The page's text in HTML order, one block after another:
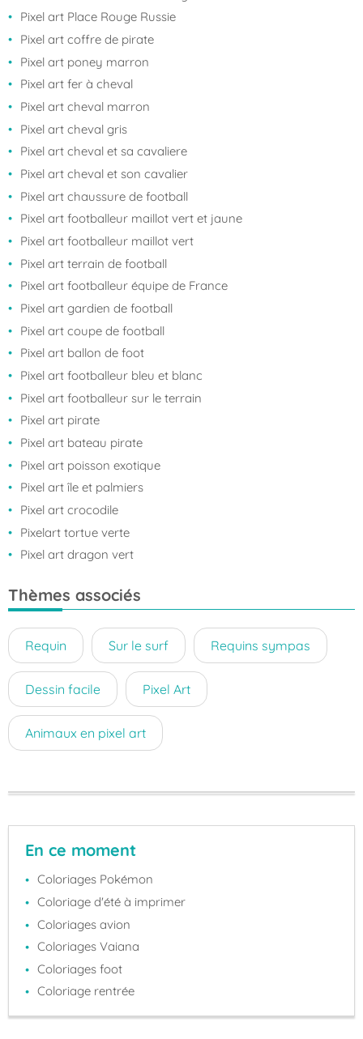
Pixel art Place Rouge Russie
Pixel art coffre de pirate
Pixel art poney marron
Pixel art fer à cheval
Pixel art cheval marron
Pixel art cheval gris
Pixel art cheval et sa cavaliere
Pixel art cheval et son cavalier
Pixel art chaussure de football
Pixel art footballeur maillot vert et jaune
Pixel art footballeur maillot vert
Pixel art terrain de football
Pixel art footballeur équipe de France
Pixel art gardien de football
Pixel art coupe de football
Pixel art ballon de foot
Pixel art footballeur bleu et blanc
Pixel art footballeur sur le terrain
Pixel art pirate
Pixel art bateau pirate
Pixel art poisson exotique
Pixel art île et palmiers
Pixel art crocodile
Pixelart tortue verte
Pixel art dragon vert
Thèmes associés
Requin Sur le surf Requins sympas
Dessin facile Pixel Art
Animaux en pixel art
En ce moment
Coloriages Pokémon
Coloriage d'été à imprimer
Coloriages avion
Coloriages Vaiana
Coloriages foot
Coloriage rentrée